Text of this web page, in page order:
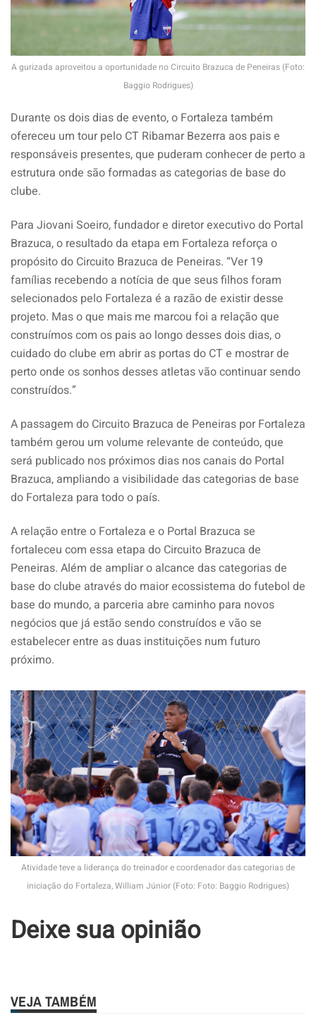
A gurizada aproveitou a oportunidade no Circuito Brazuca de Peneiras (Foto:
Baggio Rodrigues)
Durante os dois dias de evento, o Fortaleza também
ofereceu um tour pelo CT Ribamar Bezerra aos pais e
responsáveis presentes, que puderam conhecer de perto a
estrutura onde são formadas as categorias de base do
clube.
Para Jiovani Soeiro, fundador e diretor executivo do Portal
Brazuca, o resultado da etapa em Fortaleza reforça o
propósito do Circuito Brazuca de Peneiras. “Ver 19
famílias recebendo a notícia de que seus filhos foram
selecionados pelo Fortaleza é a razão de existir desse
projeto. Mas o que mais me marcou foi a relação que
construímos com os pais ao longo desses dois dias, o
cuidado do clube em abrir as portas do CT e mostrar de
perto onde os sonhos desses atletas vão continuar sendo
construídos.”
A passagem do Circuito Brazuca de Peneiras por Fortaleza
também gerou um volume relevante de conteúdo, que
será publicado nos próximos dias nos canais do Portal
Brazuca, ampliando a visibilidade das categorias de base
do Fortaleza para todo o país.
A relação entre o Fortaleza e o Portal Brazuca se
fortaleceu com essa etapa do Circuito Brazuca de
Peneiras. Além de ampliar o alcance das categorias de
base do clube através do maior ecossistema do futebol de
base do mundo, a parceria abre caminho para novos
negócios que já estão sendo construídos e vão se
estabelecer entre as duas instituições num futuro
próximo.
Atividade teve a liderança do treinador e coordenador das categorias de
iniciação do Fortaleza, William Júnior (Foto: Foto: Baggio Rodrigues)
Deixe sua opinião
VEJA TAMBÉM